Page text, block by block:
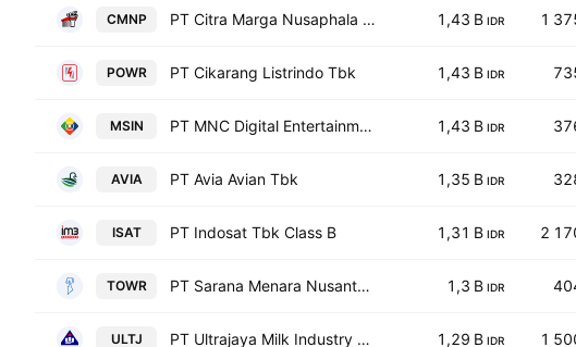
CMNP PT Citra Marga Nusaphala Persada Tbk 1,43 B IDR 1
POWR PT Cikarang Listrindo Tbk 1,43 B IDR
MSIN PT MNC Digital Entertainment Tbk 1,43 B IDR
AVIA PT Avia Avian Tbk 1,35 B IDR
ISAT PT Indosat Tbk Class B 1,31 B IDR 2
TOWR PT Sarana Menara Nusantara Tbk 1,3 B IDR
ULTJ PT Ultrajaya Milk Industry & Trading Co. Tbk 1,29 B IDR 1